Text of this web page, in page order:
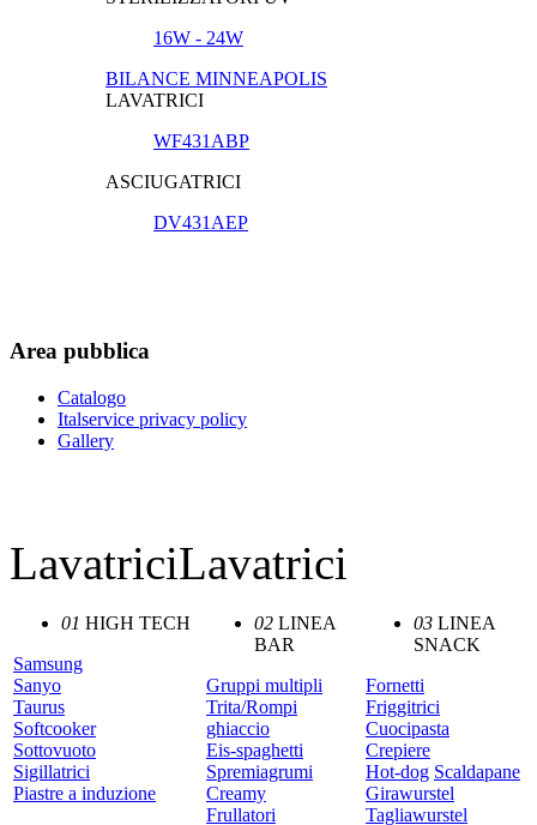
16W - 24W
BILANCE MINNEAPOLIS
LAVATRICI
WF431ABP
ASCIUGATRICI
DV431AEP
Area pubblica
Catalogo
Italservice privacy policy
Gallery
LavatriciLavatrici
01 HIGH TECH
Samsung
Sanyo
Taurus
Softcooker
Sottovuoto
Sigillatrici
Piastre a induzione
02 LINEA
BAR
Gruppi multipli
Trita/Rompi
ghiaccio
Eis-spaghetti
Spremiagrumi
Creamy
Frullatori
03 LINEA
SNACK
Fornetti
Friggitrici
Cuocipasta
Crepiere
Hot-dog Scaldapane
Girawurstel
Tagliawurstel